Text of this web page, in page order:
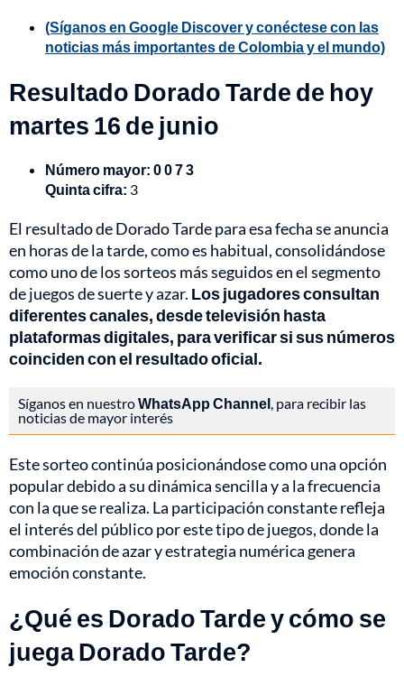
(Síganos en Google Discover y conéctese con las
noticias más importantes de Colombia y el mundo)
Resultado Dorado Tarde de hoy
martes 16 de junio
Número mayor: 0 0 7 3
Quinta cifra: 3
El resultado de Dorado Tarde para esa fecha se anuncia
en horas de la tarde, como es habitual, consolidándose
como uno de los sorteos más seguidos en el segmento
de juegos de suerte y azar. Los jugadores consultan
diferentes canales, desde televisión hasta
plataformas digitales, para verificar si sus números
coinciden con el resultado oficial.
Síganos en nuestroWhatsApp Channel, para recibir las
noticias de mayor interés
Este sorteo continúa posicionándose como una opción
popular debido a su dinámica sencilla y a la frecuencia
con la que se realiza. La participación constante refleja
el interés del público por este tipo de juegos, donde la
combinación de azar y estrategia numérica genera
emoción constante.
¿Qué es Dorado Tarde y cómo se
juega Dorado Tarde?